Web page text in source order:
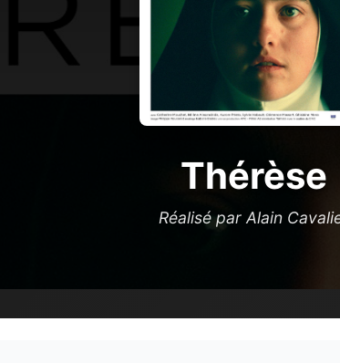
Thérèse
Réalisé par Alain